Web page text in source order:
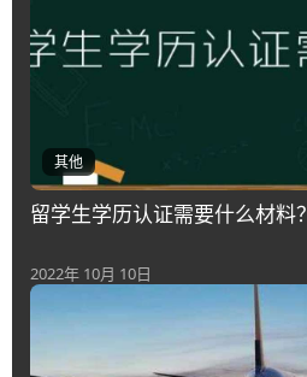
其他
留学生学历认证需要什么材料？
2022年 10月 10日